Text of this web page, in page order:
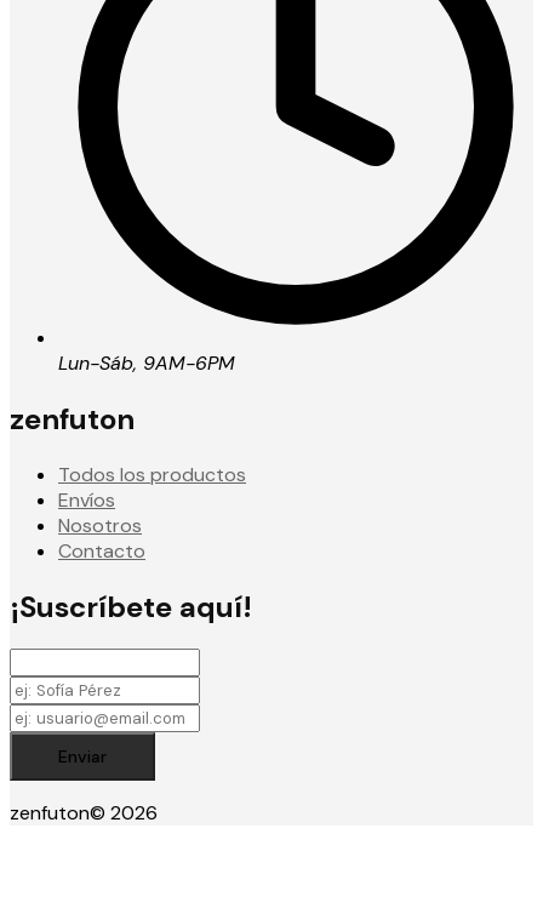
Lun-Sáb, 9AM-6PM
zenfuton
Todos los productos
Envíos
Nosotros
Contacto
¡Suscríbete aquí!
Enviar
zenfuton© 2026